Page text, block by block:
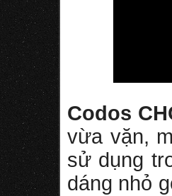
Codos
vừa vặn,
sử dụng
dáng nhỏ